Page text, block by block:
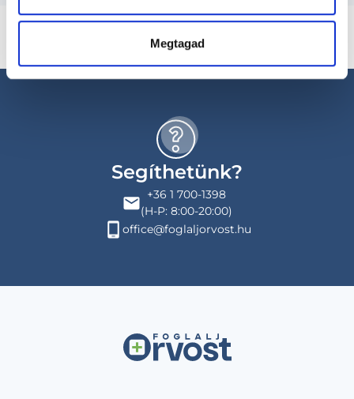
Megtagad
Segíthetünk?
+36 1 700-1398
(H-P: 8:00-20:00)
office@foglaljorvost.hu